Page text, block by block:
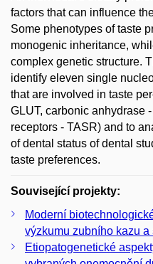
factors that can influence
Some phenotypes of taste
monogenic inheritance,
complex genetic structure.
identify eleven single
that are involved in taste
GLUT, carbonic anhydrase
receptors - TASR) and to
of dental status of dental
taste preferences.
Související projekty:
Moderní
výzkumu zubního kazu
Etiopatogenetické